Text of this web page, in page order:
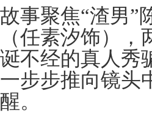
故事聚焦“渣男”
（任素汐饰）
诞不经的真人
一步步推向镜头
醒。